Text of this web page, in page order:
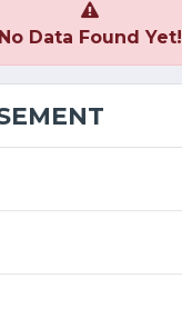
No Data Found Yet!